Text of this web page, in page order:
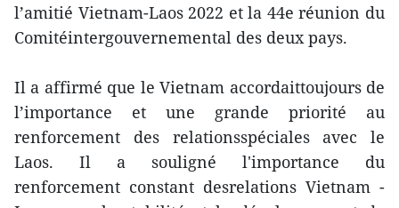
l’amitié Vietnam-Laos 2022 et la 44e réunion du
Comitéintergouvernemental des deux pays.
Il a affirmé que le Vietnam accordaittoujours de
l’importance et une grande priorité au
renforcement des relationsspéciales avec le
Laos. Il a souligné l'importance du
renforcement constant desrelations Vietnam -